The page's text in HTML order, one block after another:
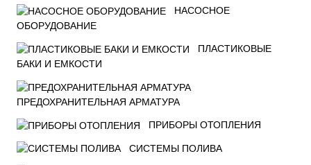
НАСОСНОЕ
ОБОРУДОВАНИЕ
ПЛАСТИКОВЫЕ
БАКИ И ЕМКОСТИ
ПРЕДОХРАНИТЕЛЬНАЯ АРМАТУРА
ПРИБОРЫ ОТОПЛЕНИЯ
СИСТЕМЫ ПОЛИВА